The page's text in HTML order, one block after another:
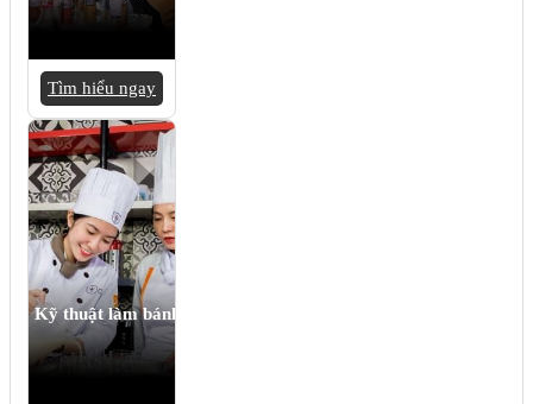
Tìm hiểu ngay
Kỹ thuật làm bánh